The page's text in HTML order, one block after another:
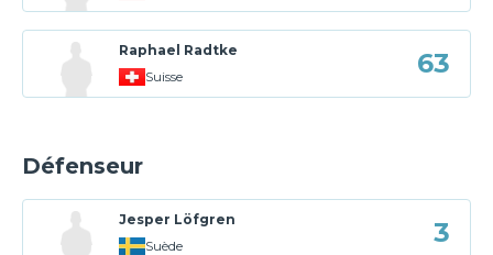
Raphael Radtke
Suisse
63
Défenseur
Jesper Löfgren
Suède
3